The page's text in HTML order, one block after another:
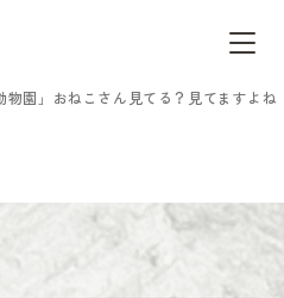
物園」おねこさん見てる？見てますよね